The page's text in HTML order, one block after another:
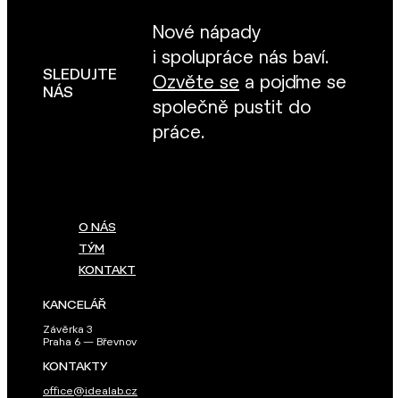
SLEDUJTE
NÁS
Nové nápady
i spolupráce nás baví.
Ozvěte se a pojďme se
společně pustit do
práce.
O NÁS
TÝM
KONTAKT
KANCELÁŘ
Závěrka 3
Praha 6 — Břevnov
KONTAKTY
office@idealab.cz